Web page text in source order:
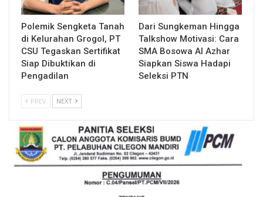
Polemik Sengketa Tanah
di Kelurahan Grogol, PT
CSU Tegaskan Sertifikat
Siap Dibuktikan di
Pengadilan
Dari Sungkeman Hingga
Talkshow Motivasi: Cara
SMA Bosowa Al Azhar
Siapkan Siswa Hadapi
Seleksi PTN
PREV NEXT